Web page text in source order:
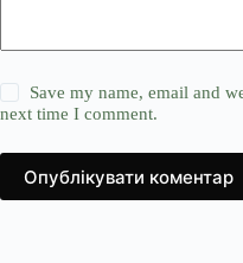
Save my name, email and
next time I comment.
Опублікувати коментар